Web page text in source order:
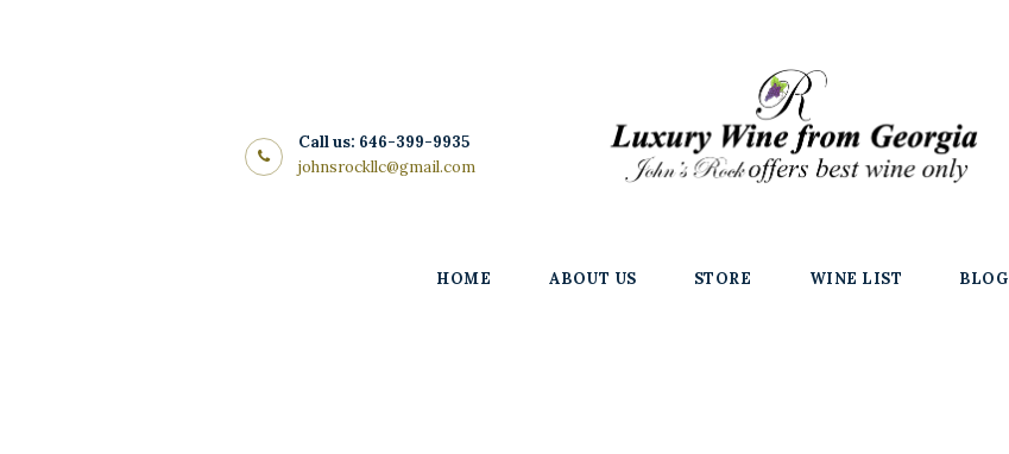
Call us: 646-399-9935
johnsrockllc@gmail.com
HOME ABOUT US STORE WINE LIST BLOG